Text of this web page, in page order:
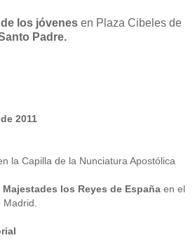
los jóvenes en Plaza Cibeles de
Padre.
2011
la Capilla de la Nunciatura Apostólica
los Reyes de España en el